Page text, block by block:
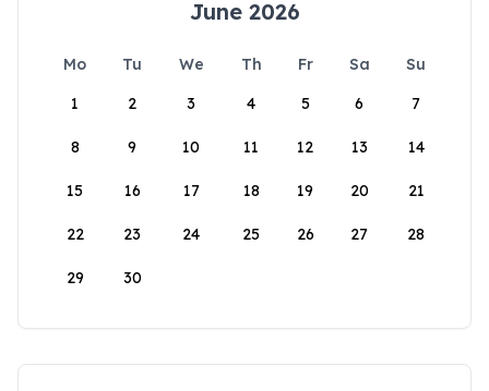
June 2026
Mo Tu We Th Fr Sa
Su
1
2 3 4 5 6 7
8 9 10 11 12 13 14
15 16 17 18 19 20 21
22 23 24 25 26 27 28
29 30